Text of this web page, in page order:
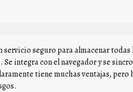
servicio seguro para almacenar
integra con el navegador y se
tiene muchas ventajas, pero